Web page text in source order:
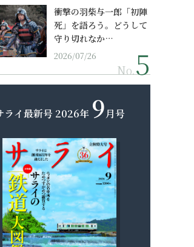
衝撃の羽柴与一郎「初陣
死」を語ろう。どうして
守り切れなか…
2026/07/26
No.
ライ最新号 2026年 9月号